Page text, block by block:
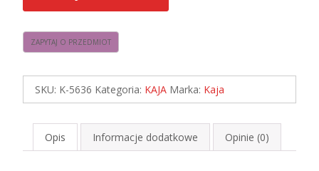
sufitowa
K-
5636
INGA
SKU: K-5636 Kategoria: KAJA Marka: Kaja
Opis Informacje dodatkowe Opinie (0)